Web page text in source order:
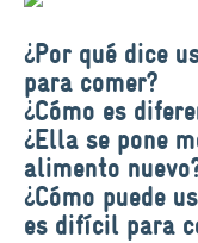
¿Por qué dice
para comer?
¿Cómo es
¿Ella se pone
alimento
¿Cómo puede
es difícil para